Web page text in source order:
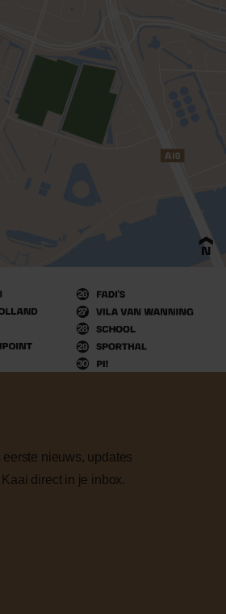
nieuws, updates
direct in je inbox.